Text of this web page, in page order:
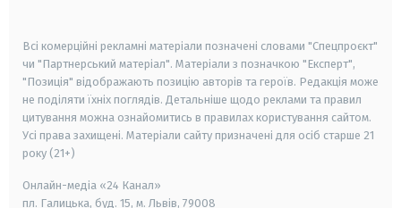
Всі комерційні рекламні матеріали позначені словами "Спецпроєкт"
чи "Партнерський матеріал". Матеріали з позначкою "Експерт",
"Позиція" відображають позицію авторів та героїв. Редакція може
не поділяти їхніх поглядів. Детальніше щодо реклами та правил
цитування можна ознайомитись в правилах користування сайтом.
Усі права захищені. Матеріали сайту призначені для осіб старше 21
року (21+)
Онлайн-медіа «24 Канал»
пл. Галицька, буд. 15, м. Львів, 79008